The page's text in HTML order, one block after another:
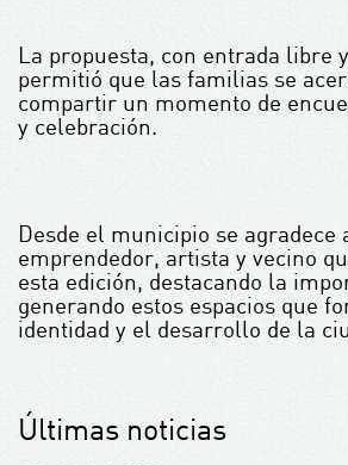
La propuesta, con entrada libre
permitió que las familias se
compartir un momento de
y celebración.
Desde el municipio se agradece
emprendedor, artista y vecino
esta edición, destacando la
generando estos espacios que
identidad y el desarrollo de la
Últimas noticias